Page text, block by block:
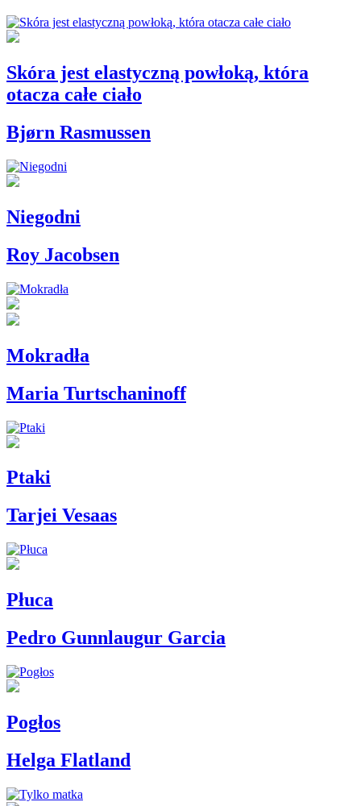
Skóra jest elastyczną powłoką, która
otacza całe ciało
Bjørn Rasmussen
Niegodni
Roy Jacobsen
Mokradła
Maria Turtschaninoff
Ptaki
Tarjei Vesaas
Płuca
Pedro Gunnlaugur Garcia
Pogłos
Helga Flatland